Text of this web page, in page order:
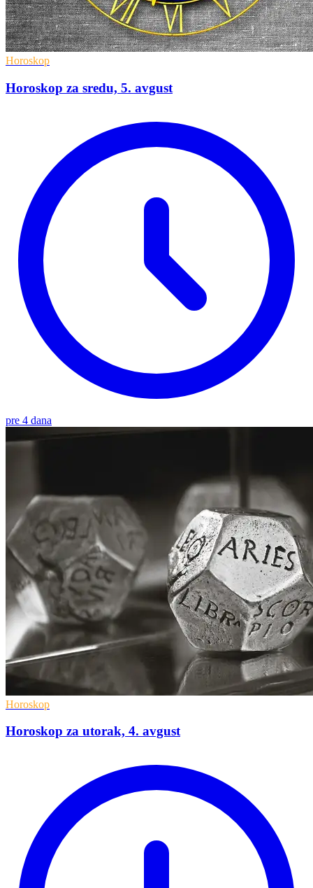
Horoskop
Horoskop za sredu, 5. avgust
pre 4 dana
Horoskop
Horoskop za utorak, 4. avgust